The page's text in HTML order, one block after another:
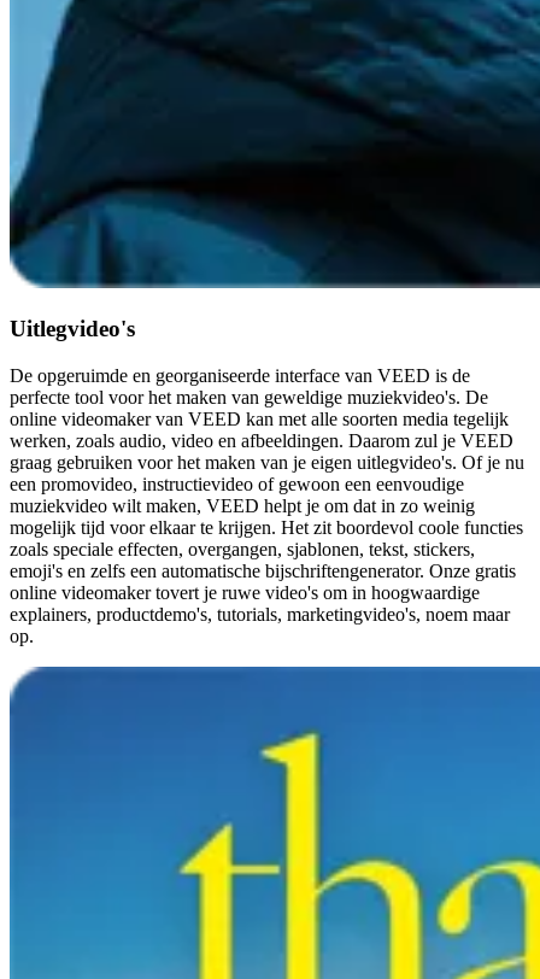
Uitlegvideo's
De opgeruimde en georganiseerde interface van VEED is de
perfecte tool voor het maken van geweldige muziekvideo's. De
online videomaker van VEED kan met alle soorten media tegelijk
werken, zoals audio, video en afbeeldingen. Daarom zul je VEED
graag gebruiken voor het maken van je eigen uitlegvideo's. Of je nu
een promovideo, instructievideo of gewoon een eenvoudige
muziekvideo wilt maken, VEED helpt je om dat in zo weinig
mogelijk tijd voor elkaar te krijgen. Het zit boordevol coole functies
zoals speciale effecten, overgangen, sjablonen, tekst, stickers,
emoji's en zelfs een automatische bijschriftengenerator. Onze gratis
online videomaker tovert je ruwe video's om in hoogwaardige
explainers, productdemo's, tutorials, marketingvideo's, noem maar
op.